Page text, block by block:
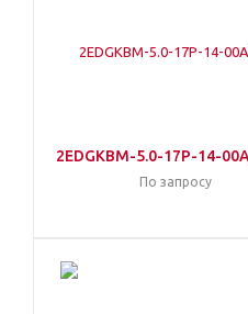
2EDGKBM-5.0-17P-14-
По запросу